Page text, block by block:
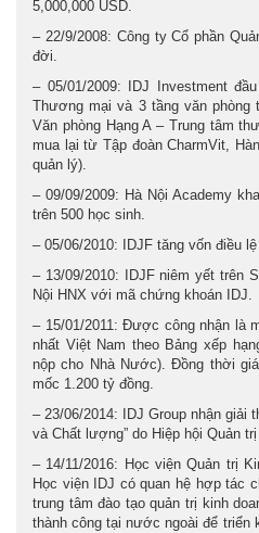
5,000,000 USD.
– 22/9/2008: Công ty Cổ phần
đời.
– 05/01/2009: IDJ Investment
Thương mại và 3 tầng văn
Văn phòng Hạng A – Trung tâm
mua lại từ Tập đoàn CharmVit,
quản lý).
– 09/09/2009: Hà Nội Academy
trên 500 học sinh.
– 05/06/2010: IDJF tăng vốn điều
– 13/09/2010: IDJF niêm yết trên
Nội HNX với mã chứng khoán IDJ.
– 15/01/2011: Được công nhận là
nhất Việt Nam theo Bảng xếp
nộp cho Nhà Nước). Đồng thời
mốc 1.200 tỷ đồng.
– 23/06/2014: IDJ Group nhận giải
và Chất lượng” do Hiệp hội Quản
– 14/11/2016: Học viện Quản trị
Học viện IDJ có quan hệ hợp tác
trung tâm đào tạo quản trị kinh
thành công tại nước ngoài để triển